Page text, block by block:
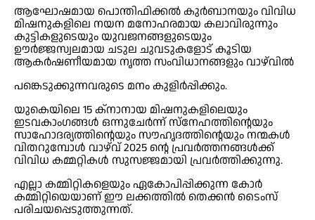
ആഘോഷമായ പൊന്തിഫിക്കൽ കുർബാനയും വിവിധ
മിഷനുകളിലെ നയന മനോഹരമായ കലാവിരുന്നും
കുട്ടികളുടെയും യുവജനങ്ങളുടെയും
ഊർജ്ജസ്വലമായ ചടുല ചുവടുകളോട് കൂടിയ
ആകർഷണീയമായ നൃത്ത സംവിധാനങ്ങളും വാഴ്‌വില്‍
പങ്കെടുക്കുന്നവരുടെ മനം കുളിർപ്പിക്കും.
യുകെയിലെ 15 ക്നാനായ മിഷനുകളിലെയും
ഇടവകാംഗങ്ങൾ ഒന്നുചേർന്ന് സ്നേഹത്തിന്റെയും
സാഹോദര്യത്തിന്റെയും സൗഹൃദത്തിന്റെയും നന്മകൾ
വിതറുമ്പോൾ വാഴ്‌വ് 2025 ൻ്റെ പ്രവർത്തനങ്ങൾക്ക്
വിവിധ കമ്മറ്റികൾ സുസജ്ജമായി പ്രവർത്തിക്കുന്നു.
എല്ലാ കമ്മിറ്റികളെയും ഏകോപിപ്പിക്കുന്ന കോർ
കമ്മിറ്റിയെയാണ് ഈ ലക്കത്തിൽ തെക്കൻ ടൈംസ്
പരിചയപ്പെടുത്തുന്നത്.